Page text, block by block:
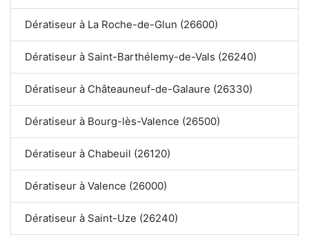
Dératiseur à La Roche-de-Glun (26600)
Dératiseur à Saint-Barthélemy-de-Vals (26240)
Dératiseur à Châteauneuf-de-Galaure (26330)
Dératiseur à Bourg-lès-Valence (26500)
Dératiseur à Chabeuil (26120)
Dératiseur à Valence (26000)
Dératiseur à Saint-Uze (26240)